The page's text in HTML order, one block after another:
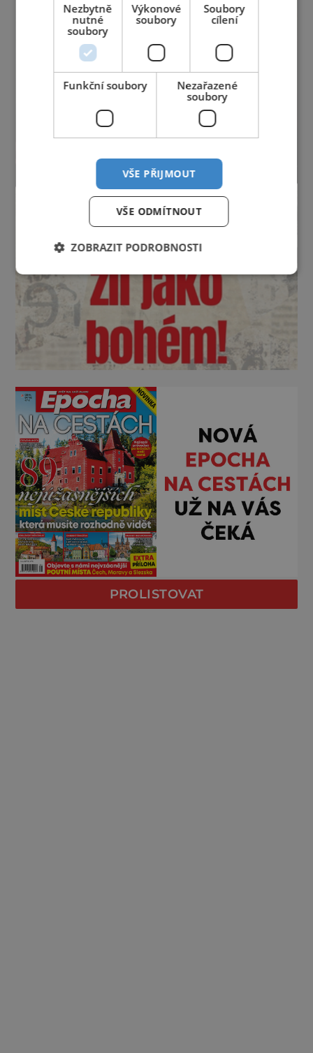
PROLISTOVAT
Nezbytně
nutné
soubory
Výkonové
soubory
Soubory
cílení
Funkční soubory
Nezařazené
soubory
VŠE PŘIJMOUT
VŠE ODMÍTNOUT
ZOBRAZIT PODROBNOSTI